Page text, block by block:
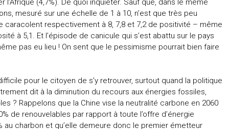
(4,7%). De quoi inquiéter. Sauf que, dans le même
mesuré sur une échelle de 1 à 10, n’est que très peu
caracolent respectivement à 8, 7,8 et 7,2 de positivité – même
à 5,1. Et l’épisode de canicule qui s’est abattu sur le pays
pas eu lieu ! On sent que le pessimisme pourrait bien faire
pour le citoyen de s’y retrouver, surtout quand la politique
dit à la diminution du recours aux énergies fossiles,
? Rappelons que la Chine vise la neutralité carbone en 2060
de renouvelables par rapport à toute l’offre d’énergie
au charbon et qu’elle demeure donc le premier émetteur